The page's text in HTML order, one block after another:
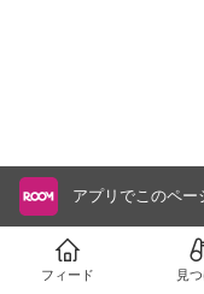
アプリでこのペー
フィード 見